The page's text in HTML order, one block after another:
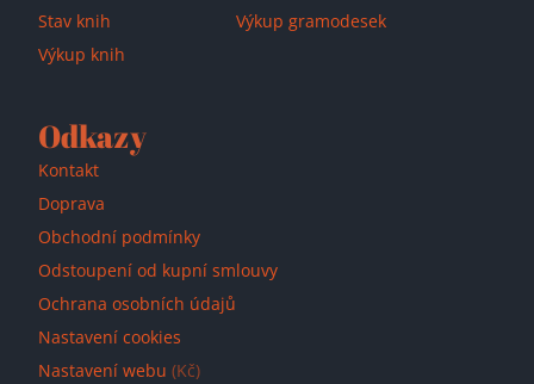
Stav knih
Výkup knih
Výkup gramodesek
Odkazy
Kontakt
Doprava
Obchodní podmínky
Odstoupení od kupní smlouvy
Ochrana osobních údajů
Nastavení cookies
Nastavení webu (Kč)